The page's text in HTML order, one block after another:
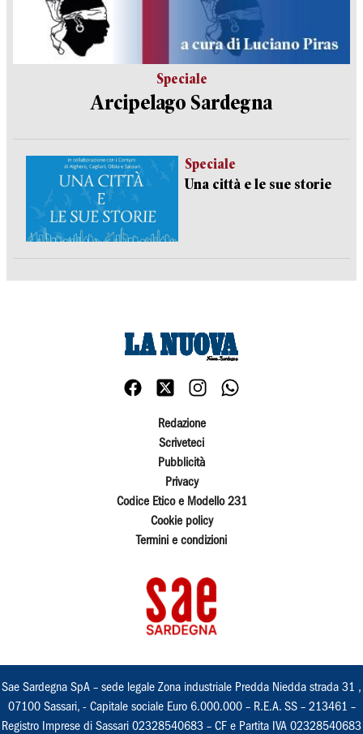
Speciale
Arcipelago Sardegna
Speciale
Una città e le sue storie
Redazione
Scriveteci
Pubblicità
Privacy
Codice Etico e Modello 231
Cookie policy
Termini e condizioni
Sae Sardegna SpA – sede legale Zona industriale Predda Niedda strada 31 ,
07100 Sassari, - Capitale sociale Euro 6.000.000 – R.E.A. SS – 213461 –
Registro Imprese di Sassari 02328540683 – CF e Partita IVA 02328540683